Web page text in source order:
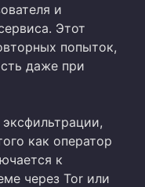
и
Этот
попыток,
даже при
как оператор
к
через Tor или